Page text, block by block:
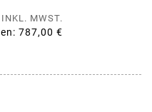
INKL. MWST.
787,00 €